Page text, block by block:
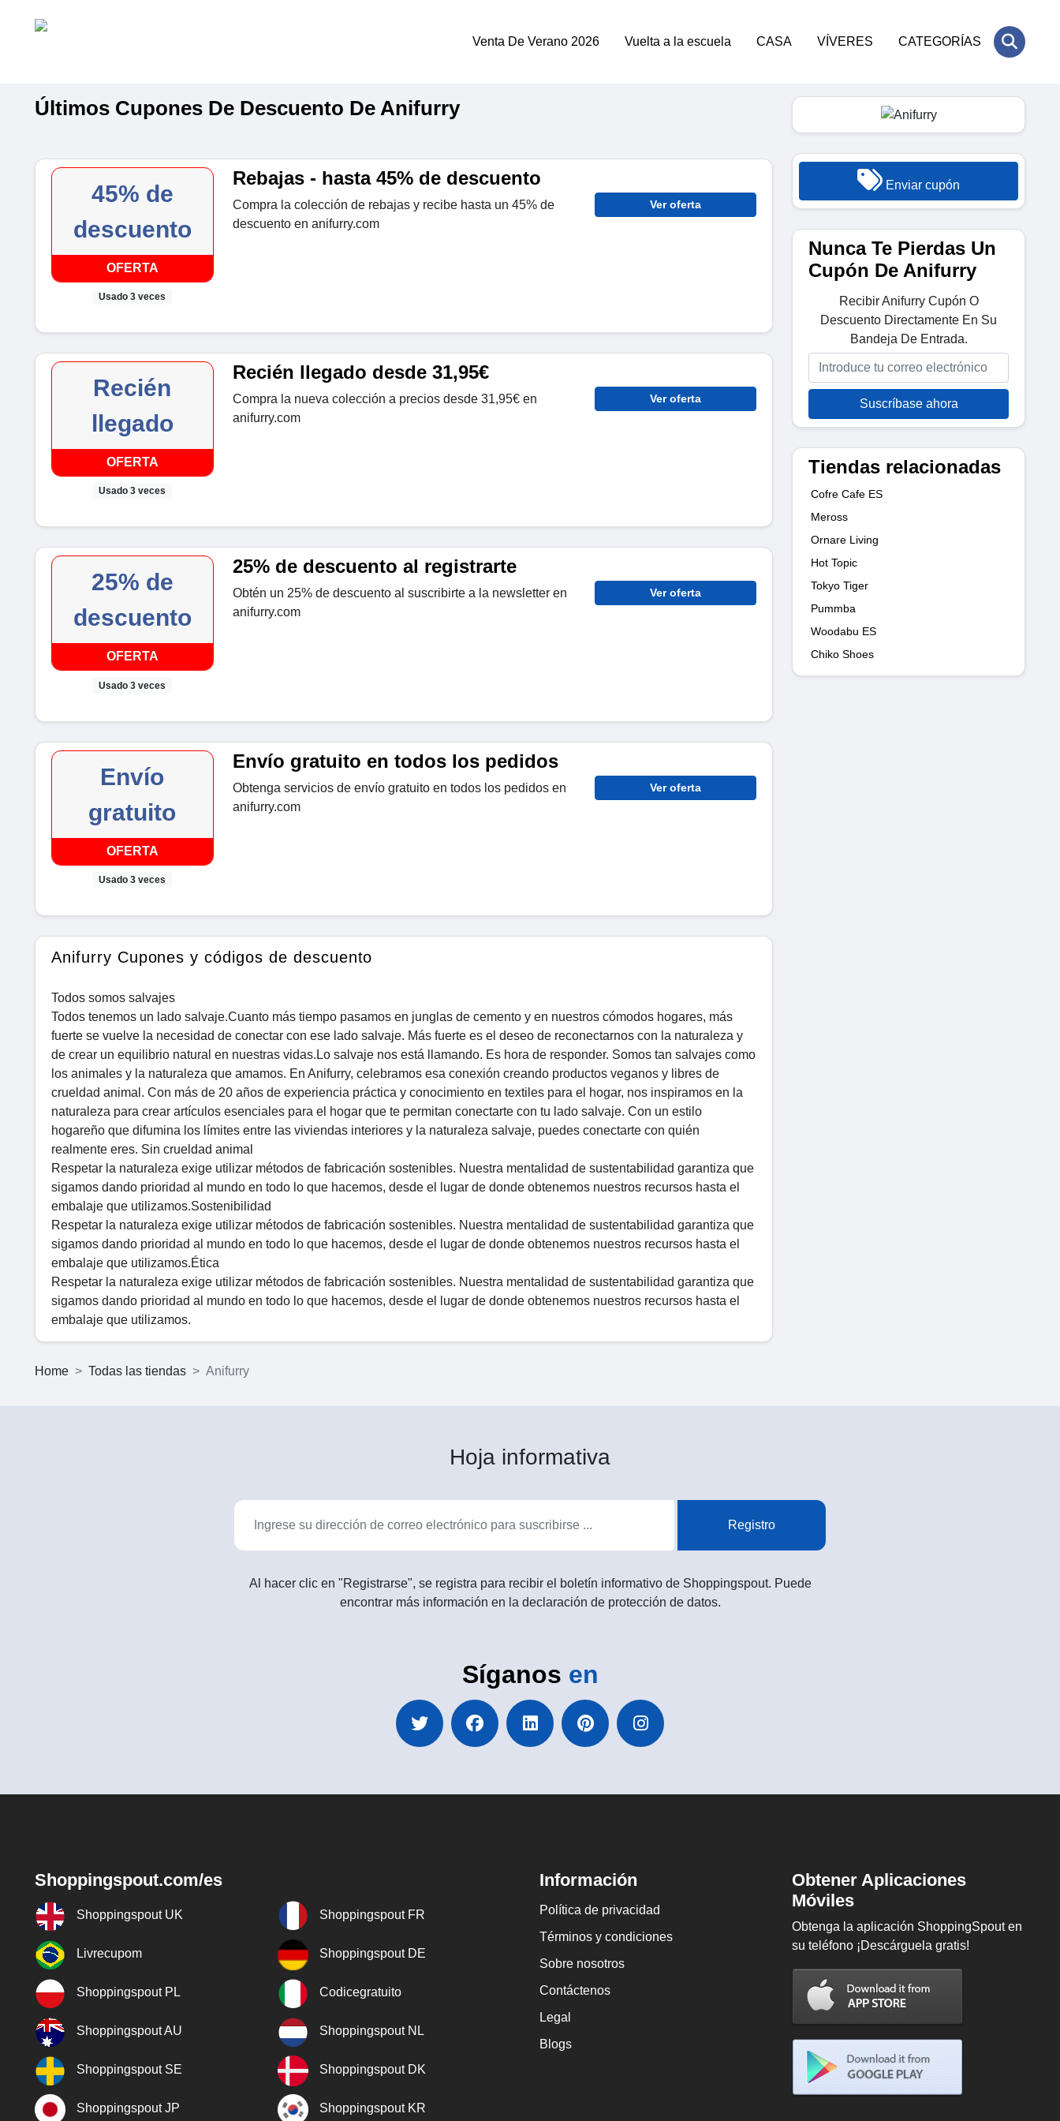
Venta De Verano 2026 Vuelta a la escuela CASA VÍVERES CATEGORÍAS
Últimos Cupones De Descuento De Anifurry
45% de
descuento
OFERTA
Usado 3 veces
Rebajas - hasta 45% de descuento
Compra la colección de rebajas y recibe hasta un 45% de
descuento en anifurry.com
Ver oferta
Recién
llegado
OFERTA
Usado 3 veces
Recién llegado desde 31,95€
Compra la nueva colección a precios desde 31,95€ en
anifurry.com
Ver oferta
25% de
descuento
OFERTA
Usado 3 veces
25% de descuento al registrarte
Obtén un 25% de descuento al suscribirte a la newsletter en
anifurry.com
Ver oferta
Envío
gratuito
OFERTA
Usado 3 veces
Envío gratuito en todos los pedidos
Obtenga servicios de envío gratuito en todos los pedidos en
anifurry.com
Ver oferta
Anifurry Cupones y códigos de descuento
Todos somos salvajes
Todos tenemos un lado salvaje.Cuanto más tiempo pasamos en junglas de cemento y en nuestros cómodos hogares, más
fuerte se vuelve la necesidad de conectar con ese lado salvaje. Más fuerte es el deseo de reconectarnos con la naturaleza y
de crear un equilibrio natural en nuestras vidas.Lo salvaje nos está llamando. Es hora de responder. Somos tan salvajes como
los animales y la naturaleza que amamos. En Anifurry, celebramos esa conexión creando productos veganos y libres de
crueldad animal. Con más de 20 años de experiencia práctica y conocimiento en textiles para el hogar, nos inspiramos en la
naturaleza para crear artículos esenciales para el hogar que te permitan conectarte con tu lado salvaje. Con un estilo
hogareño que difumina los límites entre las viviendas interiores y la naturaleza salvaje, puedes conectarte con quién
realmente eres. Sin crueldad animal
Respetar la naturaleza exige utilizar métodos de fabricación sostenibles. Nuestra mentalidad de sustentabilidad garantiza que
sigamos dando prioridad al mundo en todo lo que hacemos, desde el lugar de donde obtenemos nuestros recursos hasta el
embalaje que utilizamos.Sostenibilidad
Respetar la naturaleza exige utilizar métodos de fabricación sostenibles. Nuestra mentalidad de sustentabilidad garantiza que
sigamos dando prioridad al mundo en todo lo que hacemos, desde el lugar de donde obtenemos nuestros recursos hasta el
embalaje que utilizamos.Ética
Respetar la naturaleza exige utilizar métodos de fabricación sostenibles. Nuestra mentalidad de sustentabilidad garantiza que
sigamos dando prioridad al mundo en todo lo que hacemos, desde el lugar de donde obtenemos nuestros recursos hasta el
embalaje que utilizamos.
Enviar cupón
Nunca Te Pierdas Un
Cupón De Anifurry
Recibir Anifurry Cupón O
Descuento Directamente En Su
Bandeja De Entrada.
Suscríbase ahora
Tiendas relacionadas
Cofre Cafe ES
Meross
Ornare Living
Hot Topic
Tokyo Tiger
Pummba
Woodabu ES
Chiko Shoes
Home Todas las tiendas Anifurry
Hoja informativa
Registro
Al hacer clic en "Registrarse", se registra para recibir el boletín informativo de Shoppingspout. Puede
encontrar más información en la declaración de protección de datos.
Síganos en
Shoppingspout.com/es
Shoppingspout UK Shoppingspout FR
Livrecupom Shoppingspout DE
Shoppingspout PL Codicegratuito
Shoppingspout AU Shoppingspout NL
Shoppingspout SE Shoppingspout DK
Shoppingspout JP Shoppingspout KR
Información
Política de privacidad
Términos y condiciones
Sobre nosotros
Contáctenos
Legal
Blogs
Obtener Aplicaciones
Móviles
Obtenga la aplicación ShoppingSpout en
su teléfono ¡Descárguela gratis!